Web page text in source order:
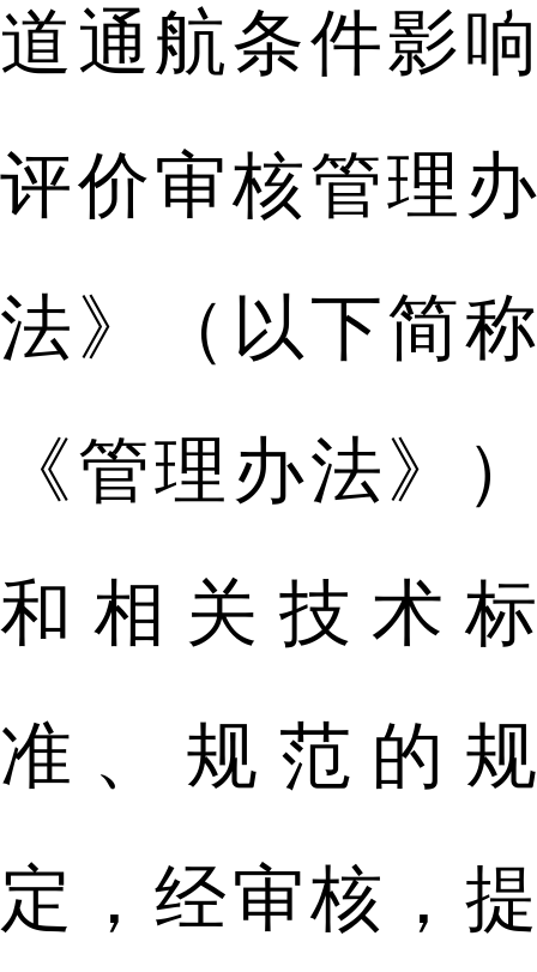
道通航条件影响
评价审核管理办
法》（以下简称
《管理办法》）
和相关技术标
准、规范的规
定，经审核，提